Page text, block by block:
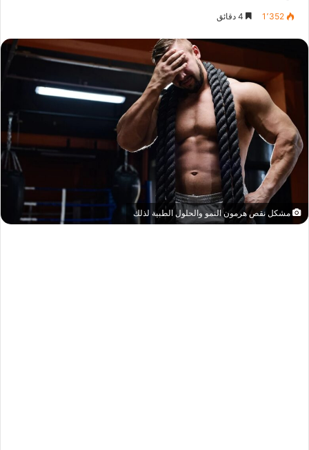
1٬352
مشكل نقص هرمون النمو والحلول الطبية لذلك